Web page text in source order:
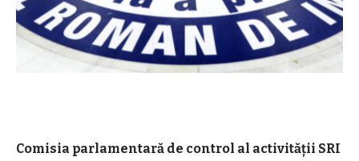
Comisia parlamentară de control al activității SRI